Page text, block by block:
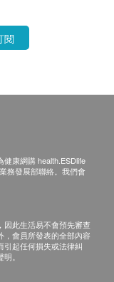
閱
康網購 health.ESDlife
務發展部聯絡。我們會
因此生活易不會預先審查
，會員所發表的全部內容
引起任何損失或法律糾
。